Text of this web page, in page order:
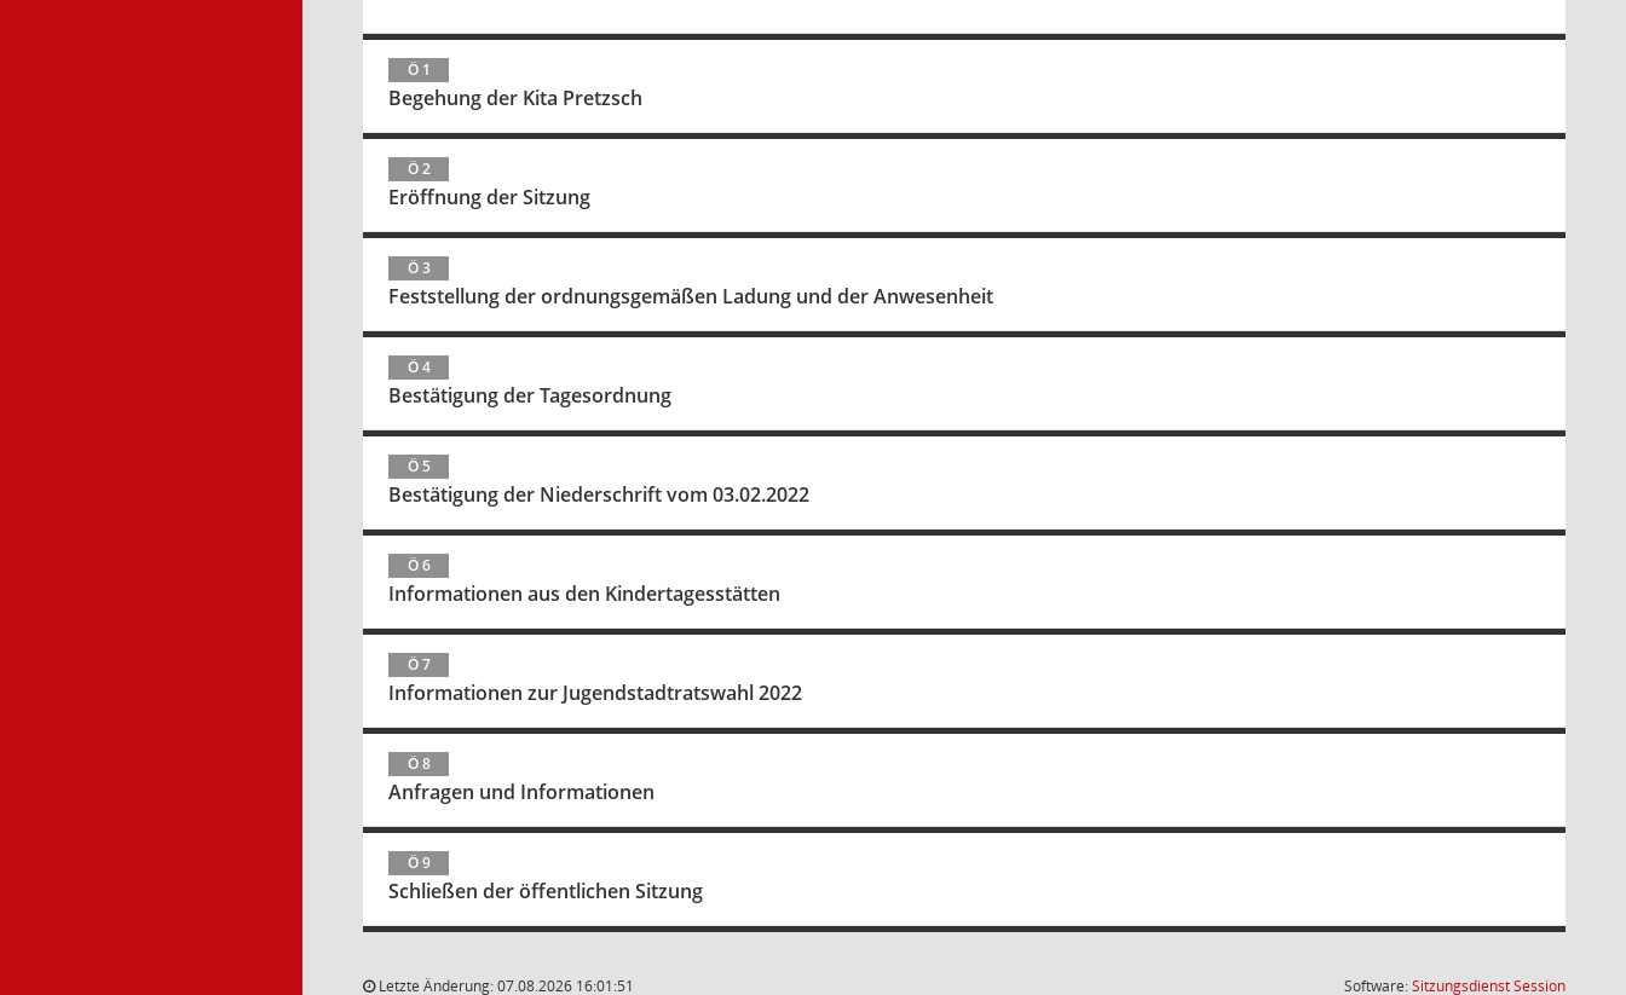
Ö 1
Begehung der Kita Pretzsch
Ö 2
Eröffnung der Sitzung
Ö 3
Feststellung der ordnungsgemäßen Ladung und der Anwesenheit
Ö 4
Bestätigung der Tagesordnung
Ö 5
Bestätigung der Niederschrift vom 03.02.2022
Ö 6
Informationen aus den Kindertagesstätten
Ö 7
Informationen zur Jugendstadtratswahl 2022
Ö 8
Anfragen und Informationen
Ö 9
Schließen der öffentlichen Sitzung
Letzte Änderung: 07.08.2026 16:01:51 Software:SitzungsdienstSession(Wird in